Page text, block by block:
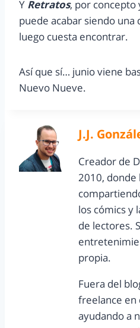
Y Retratos, por concepto
puede acabar siendo una
luego cuesta encontrar.
Así que sí… junio viene
Nuevo Nueve.
J.J.
Creador de
2010, donde
los cómics y
de lectores.
propia.
Fuera del
freelance en
ayudando a